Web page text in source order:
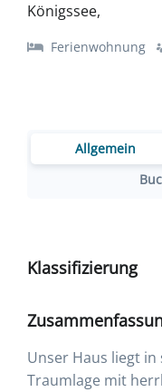
Königssee,
Ferienwohnung
Allgemein
Klassifizierung
Unser Haus liegt
Traumlage mit